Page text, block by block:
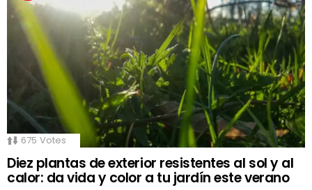
675 Votes
Diez plantas de exterior resistentes al sol y al
calor: da vida y color a tu jardín este verano